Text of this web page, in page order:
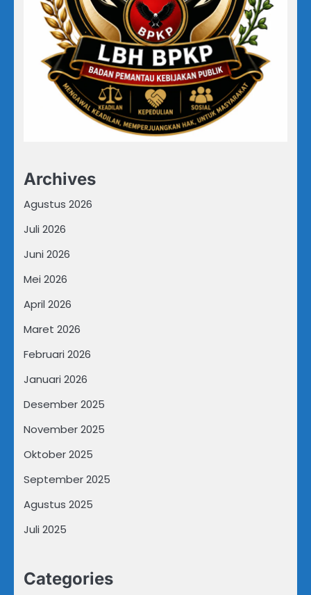
Archives
Agustus 2026
Juli 2026
Juni 2026
Mei 2026
April 2026
Maret 2026
Februari 2026
Januari 2026
Desember 2025
November 2025
Oktober 2025
September 2025
Agustus 2025
Juli 2025
Categories